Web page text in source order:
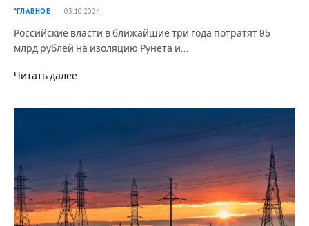
*ГЛАВНОЕ 03.10.2024
Российские власти в ближайшие три года потратят 95
млрд рублей на изоляцию Рунета и…
Читать далее